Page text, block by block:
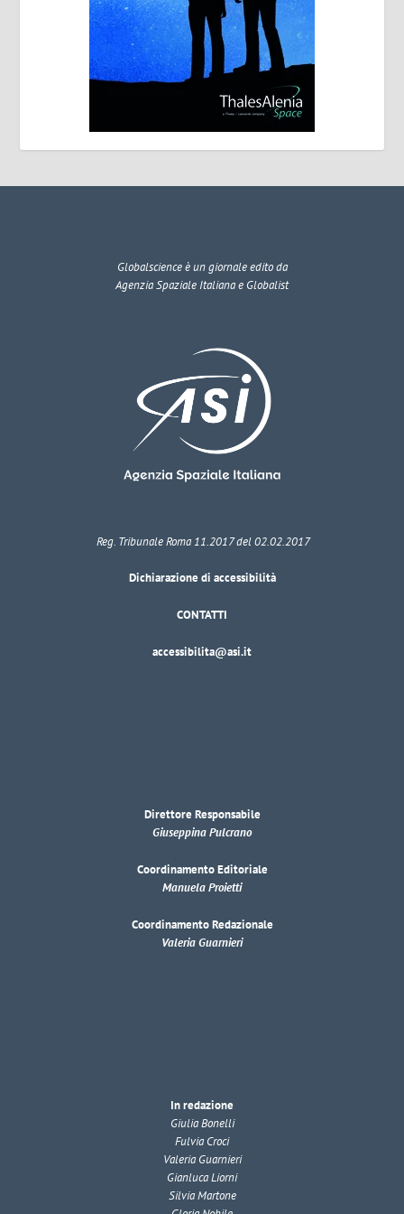
Globalscienceè un giornale edito da
Agenzia Spaziale Italiana e Globalist
Reg. Tribunale Roma 11.2017 del 02.02.2017
Dichiarazione di accessibilità
CONTATTI
accessibilita@asi.it
Direttore Responsabile
Giuseppina Pulcrano
Coordinamento Editoriale
Manuela Proietti
Coordinamento Redazionale
Valeria Guarnieri
In redazione
Giulia Bonelli
Fulvia Croci
Valeria Guarnieri
Gianluca Liorni
Silvia Martone